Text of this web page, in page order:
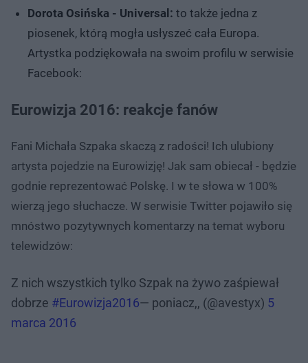
Dorota Osińska - Universal: to także jedna z
piosenek, którą mogła usłyszeć cała Europa.
Artystka podziękowała na swoim profilu w serwisie
Facebook:
Eurowizja 2016: reakcje fanów
Fani Michała Szpaka skaczą z radości! Ich ulubiony
artysta pojedzie na Eurowizję! Jak sam obiecał - będzie
godnie reprezentować Polskę. I w te słowa w 100%
wierzą jego słuchacze. W serwisie Twitter pojawiło się
mnóstwo pozytywnych komentarzy na temat wyboru
telewidzów:
Z nich wszystkich tylko Szpak na żywo zaśpiewał
dobrze #Eurowizja2016— poniacz,, (@avestyx) 5
marca 2016